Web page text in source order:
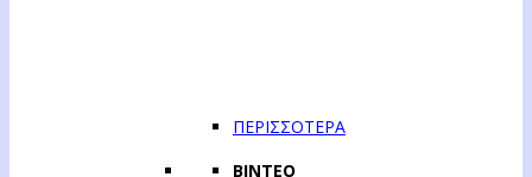
ΠΕΡΙΣΣΟΤΕΡΑ
ΒΙΝΤΕΟ